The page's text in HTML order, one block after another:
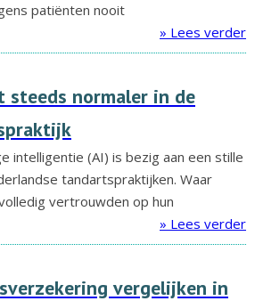
patiënten nooit
» Lees verder
steeds normaler in de
intelligentie (AI) is bezig aan een stille
tandartspraktijken. Waar
vertrouwden op hun
» Lees verder
vergelijken in